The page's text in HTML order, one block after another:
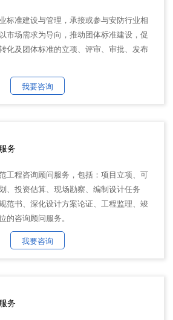
标准建设与管理，承接或参与安防行业相
市场需求为导向，推动团体标准建设，促
化及团体标准的立项、评审、审批、发布
我要咨询
务
工程咨询顾问服务，包括：项目立项、可
、投资估算、现场勘察、编制设计任务
范书、深化设计方案论证、工程监理、竣
的咨询顾问服务。
我要咨询
务